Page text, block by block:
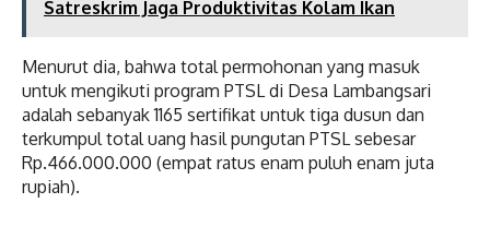
Satreskrim Jaga Produktivitas Kolam Ikan
Menurut dia, bahwa total permohonan yang masuk
untuk mengikuti program PTSL di Desa Lambangsari
adalah sebanyak 1165 sertifikat untuk tiga dusun dan
terkumpul total uang hasil pungutan PTSL sebesar
Rp.466.000.000 (empat ratus enam puluh enam juta
rupiah).